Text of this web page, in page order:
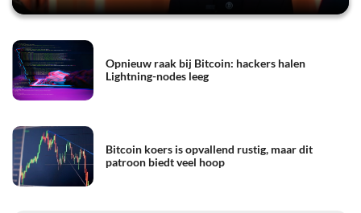
Opnieuw raak bij Bitcoin: hackers halen
Lightning-nodes leeg
Bitcoin koers is opvallend rustig, maar dit
patroon biedt veel hoop